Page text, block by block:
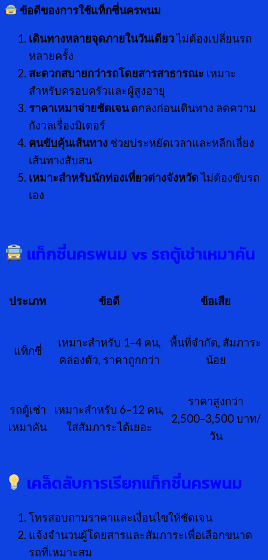
ข้อดีของการใช้แท็กซี่นครพนม
เดินทางหลายจุดภายในวันเดียวไม่ต้องเปลี่ยนรถ
หลายครั้ง
สะดวกสบายกว่ารถโดยสารสาธารณะ เหมาะ
สำหรับครอบครัวและผู้สูงอายุ
ราคาเหมาจ่ายชัดเจนตกลงก่อนเดินทาง ลดความ
กังวลเรื่องมิเตอร์
คนขับคุ้นเส้นทาง ช่วยประหยัดเวลาและหลีกเลี่ยง
เส้นทางสับสน
เหมาะสำหรับนักท่องเที่ยวต่างจังหวัดไม่ต้องขับรถ
เอง
แท็กซี่นครพนม vs รถตู้เช่าเหมาคัน
ประเภท ข้อดี ข้อเสีย
แท็กซี่
เหมาะสำหรับ 1–4 คน,
คล่องตัว, ราคาถูกกว่า
พื้นที่จำกัด, สัมภาระ
น้อย
รถตู้เช่า
เหมาคัน
เหมาะสำหรับ 6–12 คน,
ใส่สัมภาระได้เยอะ
ราคาสูงกว่า
2,500–3,500 บาท/
วัน
เคล็ดลับการเรียกแท็กซี่นครพนม
โทรสอบถามราคาและเงื่อนไขให้ชัดเจน
แจ้งจำนวนผู้โดยสารและสัมภาระเพื่อเลือกขนาด
รถที่เหมาะสม